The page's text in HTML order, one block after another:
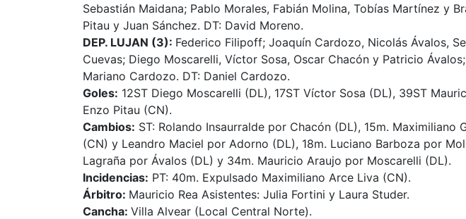
Sebastián Maidana; Pablo Morales, Fabián Molina, Tobías Martínez y
Pitau y Juan Sánchez. DT: David Moreno.
DEP. LUJAN (3): Federico Filipoff; Joaquín Cardozo, Nicolás Ávalos,
Cuevas; Diego Moscarelli, Víctor Sosa, Oscar Chacón y Patricio
Mariano Cardozo. DT: Daniel Cardozo.
Goles: 12ST Diego Moscarelli (DL), 17ST Víctor Sosa (DL), 39ST
Enzo Pitau (CN).
Cambios: ST: Rolando Insaurralde por Chacón (DL), 15m. Maximiliano
(CN) y Leandro Maciel por Adorno (DL), 18m. Luciano Barboza por
Lagraña por Ávalos (DL) y 34m. Mauricio Araujo por Moscarelli (DL).
Incidencias: PT: 40m. Expulsado Maximiliano Arce Liva (CN).
Árbitro: Mauricio Rea Asistentes: Julia Fortini y Laura Studer.
Cancha: Villa Alvear (Local Central Norte).